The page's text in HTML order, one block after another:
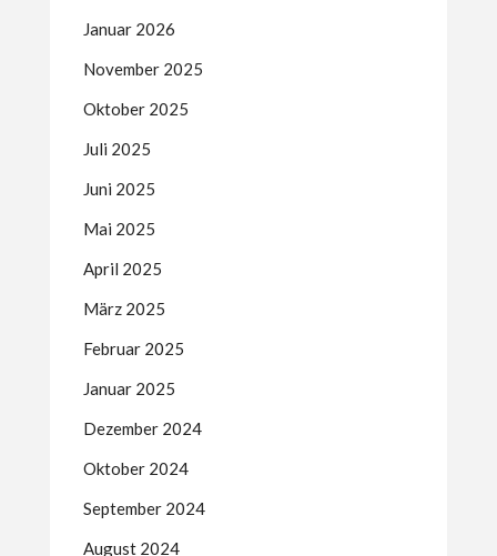
Januar 2026
November 2025
Oktober 2025
Juli 2025
Juni 2025
Mai 2025
April 2025
März 2025
Februar 2025
Januar 2025
Dezember 2024
Oktober 2024
September 2024
August 2024